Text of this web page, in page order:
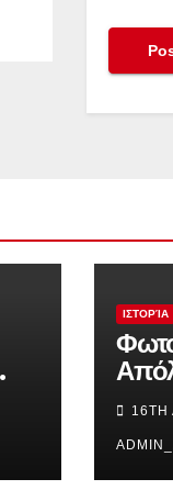
ΙΣΤΟΡΊΑ
70
16TH